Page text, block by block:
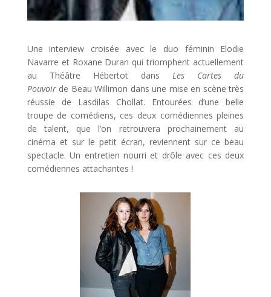
Une interview croisée avec le duo féminin Elodie
Navarre et Roxane Duran qui triomphent actuellement
au Théâtre Hébertot dansLes Cartes du
Pouvoir de Beau Willimon dans une mise en scène très
réussie de Lasdilas Chollat. Entourées d’une belle
troupe de comédiens, ces deux comédiennes pleines
de talent, que l’on retrouvera prochainement au
cinéma et sur le petit écran, reviennent sur ce beau
spectacle. Un entretien nourri et drôle avec ces deux
comédiennes attachantes !